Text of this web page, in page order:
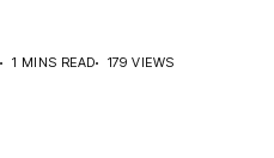
1 MINS READ 179 VIEWS